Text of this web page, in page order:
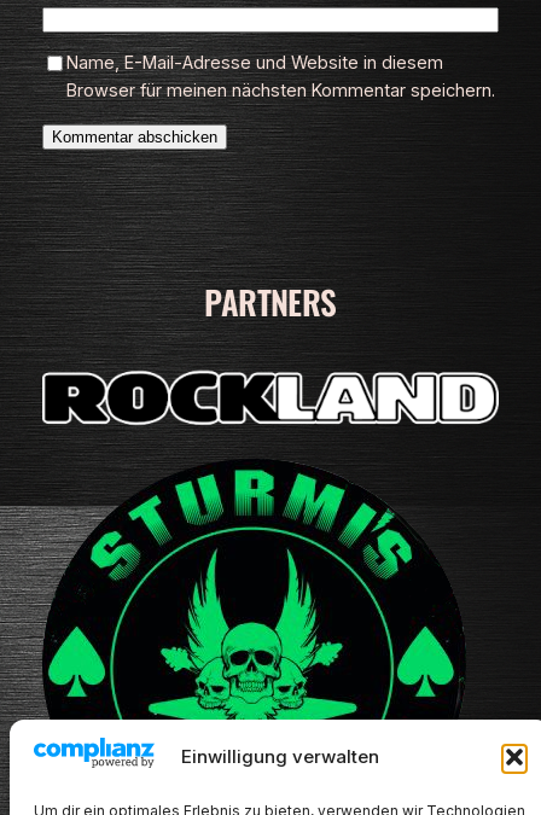
Einwilligung verwalten
Um dir ein optimales Erlebnis zu bieten, verwenden wir Technologien
Name, E-Mail-Adresse und Website in diesem
Browser für meinen nächsten Kommentar speichern.
PARTNERS